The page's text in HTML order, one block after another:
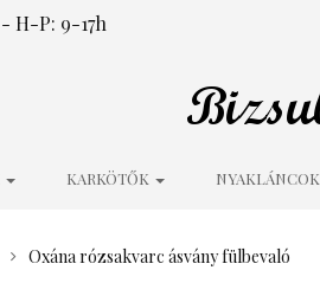
- H-P: 9-17h
KARKÖTŐK NYAKLÁNCOK
Oxána rózsakvarc ásvány fülbevaló